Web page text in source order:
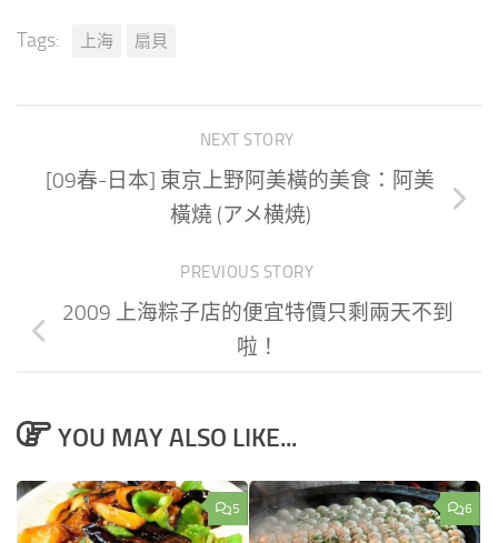
Tags: 上海 扇貝
NEXT STORY
[09春-日本] 東京上野阿美橫的美食：阿美
橫燒 (アメ横焼)
PREVIOUS STORY
2009 上海粽子店的便宜特價只剩兩天不到
啦！
YOU MAY ALSO LIKE...
5 6